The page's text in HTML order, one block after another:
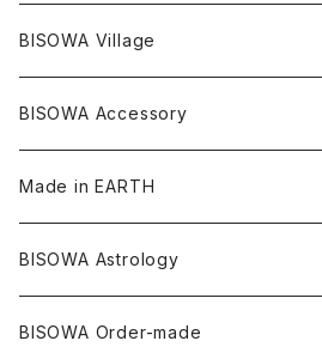
ツインソウル
メタモルフォーゼス
デュモルチェライト
タンザナイト
中国
アメリカ
ヘアアクセサリー
イヤリング
キーホルダー
ヘンプコットン
ヘンプ
オーガニックコットン
Others
ヘンプ
オーガニックコットン
Underwear
Niceness Music
Cosmic Hemp 麻炭
セージ
オラクルカード
キャンドル
HAZE 和蝋燭
縁キャンドル
陶器
大蝶恵美子
Tomoko Uemura Art 麻炭陶器
Cosmic hemp
YUGEN GLASS
絹
Others
オーガニックコットン
バンブー
オーガニックフリース
ヘンプオイル
BISOWA Village
Bisowa Club Room
BISOWA Accessory
ヘアゴム
宇佐美聖子
Made in EARTH
Misakubo Japan
碧-AOI-の松葉天然酵母パン
Uwajima Japan
BISOWA Astrology
BISOWA Order-made